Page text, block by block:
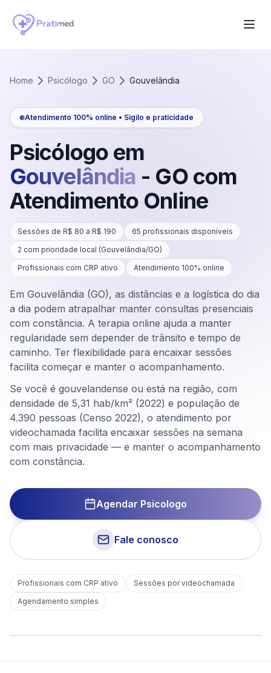
Home Psicólogo GO Gouvelândia
Atendimento 100% online • Sigilo e praticidade
Psicólogo em
Gouvelândia - GOcom
Atendimento Online
Sessões de R$ 80 a R$ 190 65 profissionais disponíveis
2 com prioridade local (Gouvelândia/GO)
Profissionais com CRP ativo
Atendimento 100% online
Em Gouvelândia (GO), as distâncias e a logística do dia
a dia podem atrapalhar manter consultas presenciais
com constância. A terapia online ajuda a manter
regularidade sem depender de trânsito e tempo de
caminho. Ter flexibilidade para encaixar sessões
facilita começar e manter o acompanhamento.
Se você é gouvelandense ou está na região, com
densidade de 5,31 hab/km² (2022) e população de
4.390 pessoas (Censo 2022), o atendimento por
videochamada facilita encaixar sessões na semana
com mais privacidade — e manter o acompanhamento
com constância.
Agendar Psicologo
Fale conosco
Profissionais com CRP ativo
Sessões por videochamada
Agendamento simples